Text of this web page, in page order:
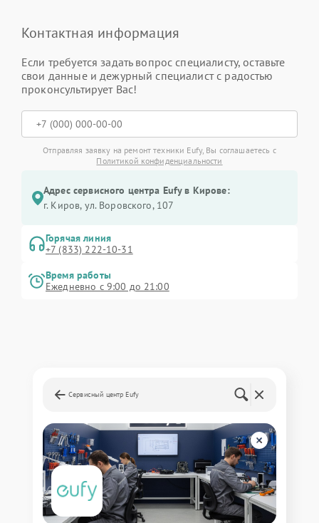
Контактная информация
Если требуется задать вопрос специалисту, оставьте
свои данные и дежурный специалист с радостью
проконсультирует Вас!
Отправляя заявку на ремонт техники Eufy, Вы соглашаетесь с
Политикой конфиденциальности
Адрес сервисного центра Eufy в Кирове:
г. Киров, ул. Воровского, 107
Горячая линия
+7 (833) 222-10-31
Время работы
Ежедневно с 9:00 до 21:00
Сервисный центр Eufy